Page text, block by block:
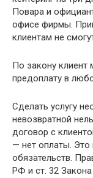
Повара и
офисе фирмы.
клиентам не
По закону клиент
предоплату в
Сделать услугу
невозвратной
договор с
— нет оплаты. Это
обязательств.
РФ и ст. 32